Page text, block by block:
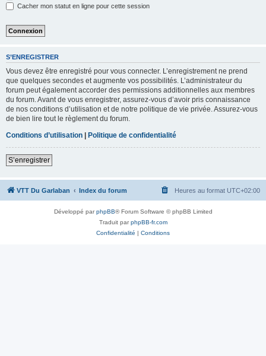
Cacher mon statut en ligne pour cette session
S’ENREGISTRER
Vous devez être enregistré pour vous connecter. L’enregistrement ne prend
que quelques secondes et augmente vos possibilités. L’administrateur du
forum peut également accorder des permissions additionnelles aux membres
du forum. Avant de vous enregistrer, assurez-vous d’avoir pris connaissance
de nos conditions d’utilisation et de notre politique de vie privée. Assurez-vous
de bien lire tout le règlement du forum.
Conditions d’utilisation | Politique de confidentialité
S’enregistrer
VTT Du Garlaban Index du forum Heures au format UTC+02:00
Développé parphpBB® Forum Software © phpBB Limited
Traduit parphpBB-fr.com
Confidentialité | Conditions